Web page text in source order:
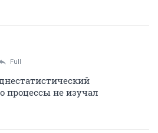
Full
процессы не изучал